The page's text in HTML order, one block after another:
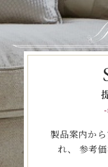
製品案内か
れ、
参考